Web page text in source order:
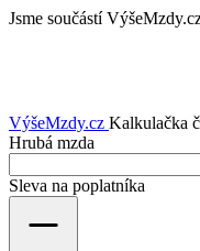
Jsme součástí
VýšeMzdy.cz Kalkulačka
Hrubá mzda
Sleva na poplatníka